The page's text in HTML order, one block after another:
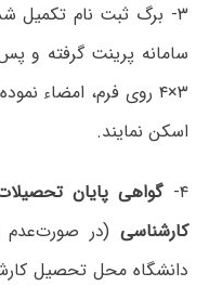
۳- برگ ثبت نام تکمیل
سامانه پرینت گرفته و
۳×۴ روی فرم، امضاء
اسکن نمایند.
۴-
گواهی پایان
کارشناسی (در صورت‌عدم
دانشگاه محل تحصیل